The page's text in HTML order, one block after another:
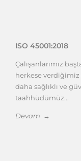
ISO 45001:2018
Çalışanlarımız
herkese verdiğimiz
daha sağlıklı ve
taahhüdümüz...
Devam →